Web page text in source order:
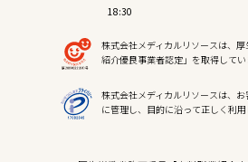
18:30
株式会社メディカルリソースは、
紹介優良事業者認定」を取得してい
株式会社メディカルリソースは、
に管理し、目的に沿って正しく利用